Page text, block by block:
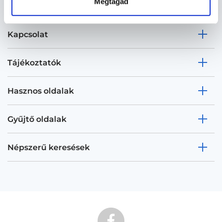
Kapcsolat
Tájékoztatók
Hasznos oldalak
Gyűjtő oldalak
Népszerű keresések